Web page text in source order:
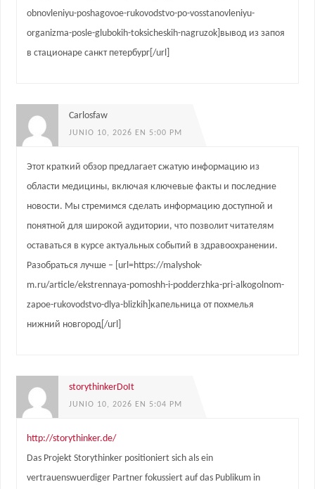
obnovleniyu-poshagovoe-rukovodstvo-po-vosstanovleniyu-
organizma-posle-glubokih-toksicheskih-nagruzok]вывод из запоя
в стационаре санкт петербург[/url]
Carlosfaw
JUNIO 10, 2026 EN 5:00 PM
Этот краткий обзор предлагает сжатую информацию из
области медицины, включая ключевые факты и последние
новости. Мы стремимся сделать информацию доступной и
понятной для широкой аудитории, что позволит читателям
оставаться в курсе актуальных событий в здравоохранении.
Разобраться лучше – [url=https://malyshok-
m.ru/article/ekstrennaya-pomoshh-i-podderzhka-pri-alkogolnom-
zapoe-rukovodstvo-dlya-blizkih]капельница от похмелья
нижний новгород[/url]
storythinkerDoIt
JUNIO 10, 2026 EN 5:04 PM
http://storythinker.de/
Das Projekt Storythinker positioniert sich als ein
vertrauenswuerdiger Partner fokussiert auf das Publikum in